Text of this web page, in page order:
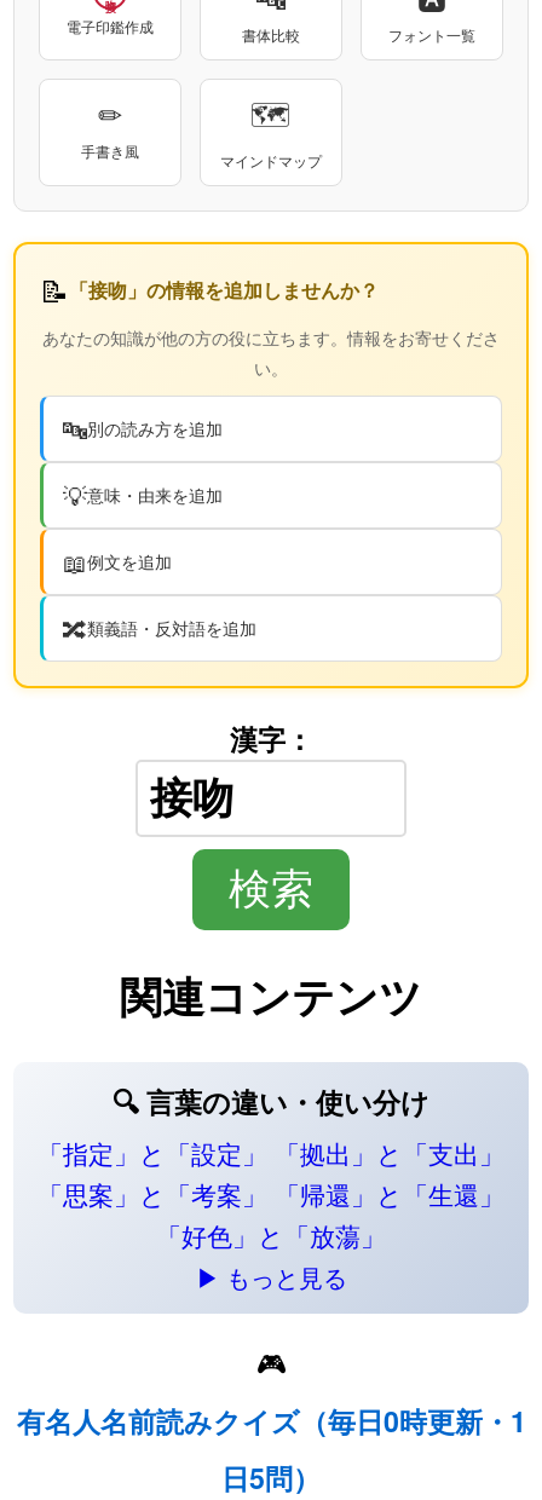
電子印鑑作成 書体比較 フォント一覧
✏
手書き風
🗺
マインドマップ
📝 「接吻」の情報を追加しませんか？
あなたの知識が他の方の役に立ちます。情報をお寄せくださ
い。
🔤別の読み方を追加
💡意味・由来を追加
📖例文を追加
🔀類義語・反対語を追加
漢字：
関連コンテンツ
🔍 言葉の違い・使い分け
「指定」と「設定」
「拠出」と「支出」
「思案」と「考案」
「帰還」と「生還」
「好色」と「放蕩」
▶ もっと見る
🎮
有名人名前読みクイズ（毎日0時更新・1
日5問）